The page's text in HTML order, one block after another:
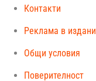
Контакти
Реклама в
Общи условия
Поверителност